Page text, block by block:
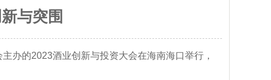
与突围
办的2023酒业创新与投资大会在海南海口举行，